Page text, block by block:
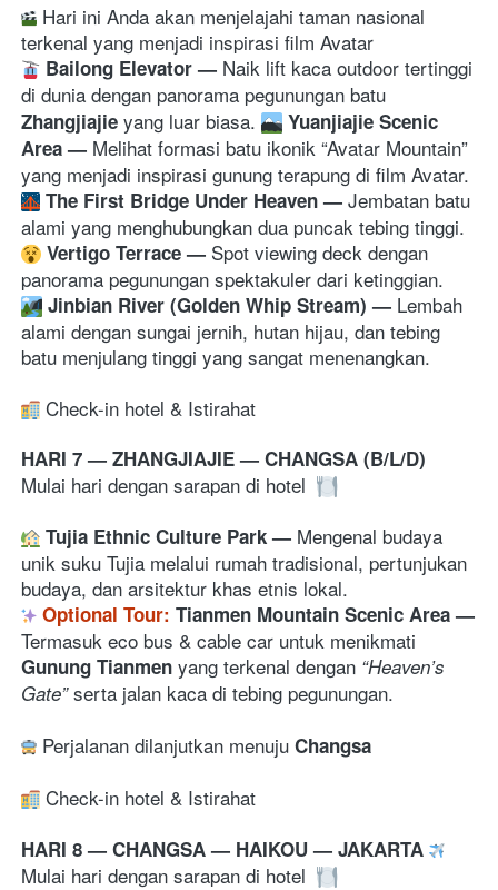
Hari ini Anda akan menjelajahi taman nasional
terkenal yang menjadi inspirasi film Avatar
Bailong Elevator — Naik lift kaca outdoor tertinggi
di dunia dengan panorama pegunungan batu
Zhangjiajie yang luar biasa.
Yuanjiajie Scenic
Area — Melihat formasi batu ikonik “Avatar Mountain”
yang menjadi inspirasi gunung terapung di film Avatar.
The First Bridge Under Heaven — Jembatan batu
alami yang menghubungkan dua puncak tebing tinggi.
Vertigo Terrace — Spot viewing deck dengan
panorama pegunungan spektakuler dari ketinggian.
Jinbian River (Golden Whip Stream) — Lembah
alami dengan sungai jernih, hutan hijau, dan tebing
batu menjulang tinggi yang sangat menenangkan.
Check-in hotel & Istirahat
HARI 7 — ZHANGJIAJIE — CHANGSA (B/L/D)
Mulai hari dengan sarapan di hotel
Tujia Ethnic Culture Park — Mengenal budaya
unik suku Tujia melalui rumah tradisional, pertunjukan
budaya, dan arsitektur khas etnis lokal.
Optional Tour: Tianmen Mountain Scenic Area
Gunung Tianmen yang terkenal dengan “Heaven’s
Gate” serta jalan kaca di tebing pegunungan.
Perjalanan dilanjutkan menuju Changsa
Check-in hotel & Istirahat
HARI 8 — CHANGSA — HAIKOU — JAKARTA
Mulai hari dengan sarapan di hotel